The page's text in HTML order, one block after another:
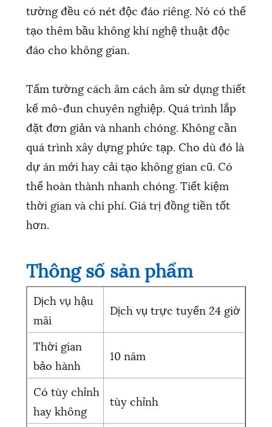
tường đều có nét độc đáo riêng. Nó có thể
tạo thêm bầu không khí nghệ thuật độc
đáo cho không gian.
Tấm tường cách âm cách âm sử dụng thiết
kế mô-đun chuyên nghiệp. Quá trình lắp
đặt đơn giản và nhanh chóng. Không cần
quá trình xây dựng phức tạp. Cho dù đó là
dự án mới hay cải tạo không gian cũ. Có
thể hoàn thành nhanh chóng. Tiết kiệm
thời gian và chi phí. Giá trị đồng tiền tốt
hơn.
Thông số sản phẩm
Dịch vụ hậu
mãi
Dịch vụ trực tuyến 24 giờ
Thời gian
bảo hành
10 năm
Có tùy chỉnh
hay không
tùy chỉnh